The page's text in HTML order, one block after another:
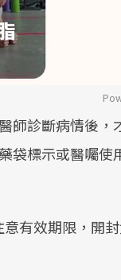
師診斷病情後
袋標示或醫囑使
有效期限，開